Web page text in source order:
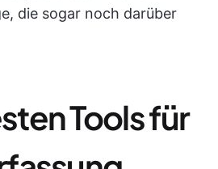
die sogar noch darüber
Tools für